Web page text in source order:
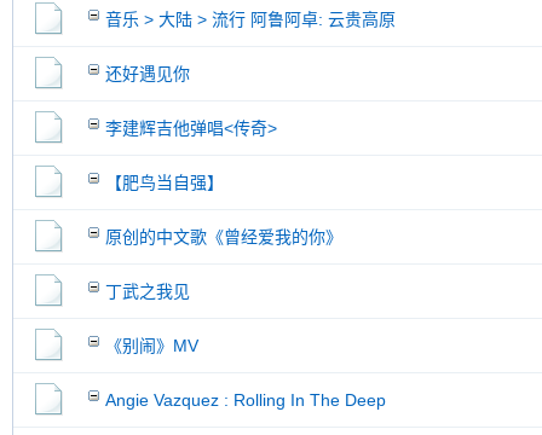
音乐 > 大陆 > 流行 阿鲁阿卓: 云贵高原
还好遇见你
李建辉吉他弹唱<传奇>
【肥鸟当自强】
原创的中文歌《曾经爱我的你》
丁武之我见
《别闹》MV
Angie Vazquez : Rolling In The Deep